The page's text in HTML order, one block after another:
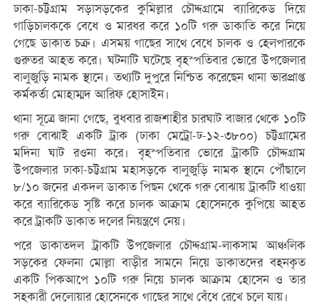
ঢাকা-চট্টগ্রাম সড়াসড়কের কুমিল্লার চৌদ্দগ্রামে ব্যারিকেড দিয়ে
গাড়িচালককে বেধে ও মারধর করে ১০টি গরু ডাকাতি করে নিয়ে
গেছে ডাকাত চক্র। এসময় গাছের সাথে বেধে চালক ও হেলপারকে
গুরুতর আহত করে। ঘটনাটি ঘটেছে বৃহস্পতিবার ভোরে উপজেলার
বালুজুড়ি নামক স্থানে। তথ্যটি দুপুরে নিশ্চিত করেছেন থানা ভারপ্রাপ্ত
কর্মকর্তা মোহাম্মদ আরিফ হোসাইন।
থানা সূত্রে জানা গেছে, বুধবার রাজশাহীর চারঘাট বাজার থেকে ১০টি
গরু বোঝাই একটি ট্রাক (ঢাকা মেট্রো-ঢ-১২-৩৮০০) চট্টগ্রামের
মদিনা ঘাট রওনা করে। বৃহস্পতিবার ভোরে ট্রাকটি চৌদ্দগ্রাম
উপজেলার ঢাকা-চট্টগ্রাম মহাসড়কে বালুজুড়ি নামক স্থানে পৌঁছালে
৮/১০ জনের একদল ডাকাত পিছন থেকে গরু বোঝায় ট্রাকটি ধাওয়া
করে ব্যারিকেড সৃষ্টি করে চালক আক্রাম হোসেনকে কুপিয়ে আহত
করে ট্রাকটি ডাকাত দলের নিয়ন্ত্রণে নেয়।
পরে ডাকাতদল ট্রাকটি উপজেলার চৌদ্দগ্রাম-লাকসাম আঞ্চলিক
সড়কের ফেলনা মোল্লা বাড়ীর সামনে নিয়ে ডাকাতদের বহনকৃত
একটি পিকআপে ১০টি গরু নিয়ে চালক আক্রাম হোসেন ও তার
সহকারী দেলোয়ার হোসেনকে গাছের সাথে বেঁধে রেখে চলে যায়।